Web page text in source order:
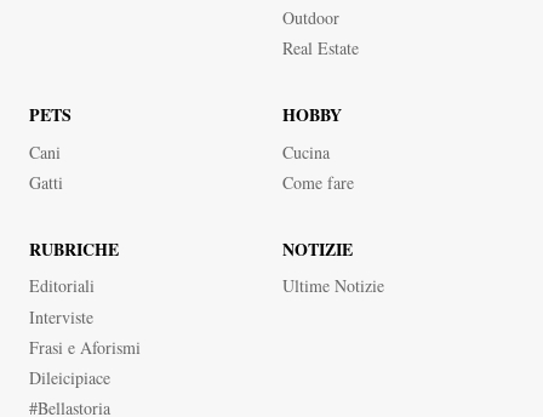
Outdoor
Real Estate
PETS
Cani
Gatti
HOBBY
Cucina
Come fare
RUBRICHE
Editoriali
Interviste
Frasi e Aforismi
dileicipiace
#bellastoria
NOTIZIE
Ultime Notizie